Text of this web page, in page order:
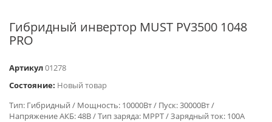
Гибридный инвертор MUST PV3500 1048
PRO
Артикул01278
Состояние: Новый товар
Тип: Гибридный / Мощность: 10000Вт / Пуск: 30000Вт /
Напряжение АКБ: 48В / Тип заряда: MPPT / Зарядный ток: 100А